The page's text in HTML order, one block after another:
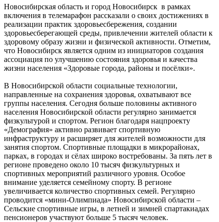
Новосибирская область и город Новосибирск в рамках
включения в телемарафон рассказали о своих достижениях в
реализации практик здоровьесбережения, создании
здоровьесберегающей среды, привлечении жителей области к
здоровому образу жизни и физической активности. Отметим,
что Новосибирск является одним из инициаторов создания
ассоциация по улучшению состояния здоровья и качества
жизни населения «Здоровые города, районы и посёлки».
В Новосибирской области социальные технологии,
направленные на сохранения здоровья, охватывают все
группы населения. Сегодня больше половины активного
населения Новосибирской области регулярно занимается
физкультурой и спортом. Регион благодаря нацпроекту
«Демография» активно развивает спортивную
инфраструктуру и расширяет для жителей возможности для
занятия спортом. Спортивные площадки в микрорайонах,
парках, в городах и сёлах широко востребованы. За пять лет в
регионе проведено около 10 тысяч физкультурных и
спортивных мероприятий различного уровня. Особое
внимание уделяется семейному спорту. В регионе
увеличивается количество спортивных семей. Регулярно
проводится «мини-Олимпиада» Новосибирской области –
Сельские спортивные игры, в летней и зимней спартакиадах
пенсионеров участвуют больше 5 тысяч человек.